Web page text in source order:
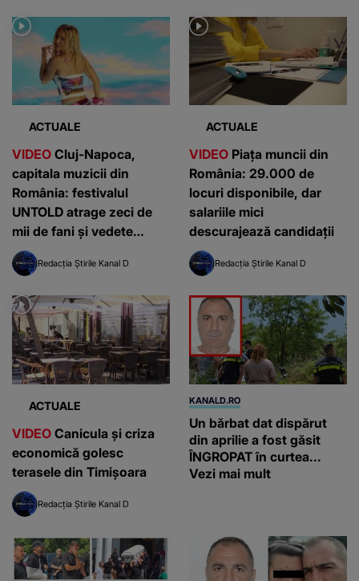
ACTUALE
VIDEO Cluj-Napoca,
capitala muzicii din
România: festivalul
UNTOLD atrage zeci de
mii de fani și vedete
internaționale
Redacția Știrile Kanal D
ACTUALE
VIDEO Piața muncii din
România: 29.000 de
locuri disponibile, dar
salariile mici
descurajează candidații
Redacția Știrile Kanal D
ACTUALE
VIDEO Canicula și criza
economică golesc
terasele din Timișoara
Redacția Știrile Kanal D
KANALD.RO
Un bărbat dat dispărut
din aprilie a fost găsit
ÎNGROPAT în curtea...
Vezi mai mult